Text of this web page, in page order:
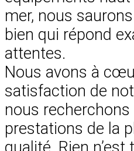
mer, nous
bien qui répond
attentes.
Nous avons à
satisfaction de
nous
prestations de la